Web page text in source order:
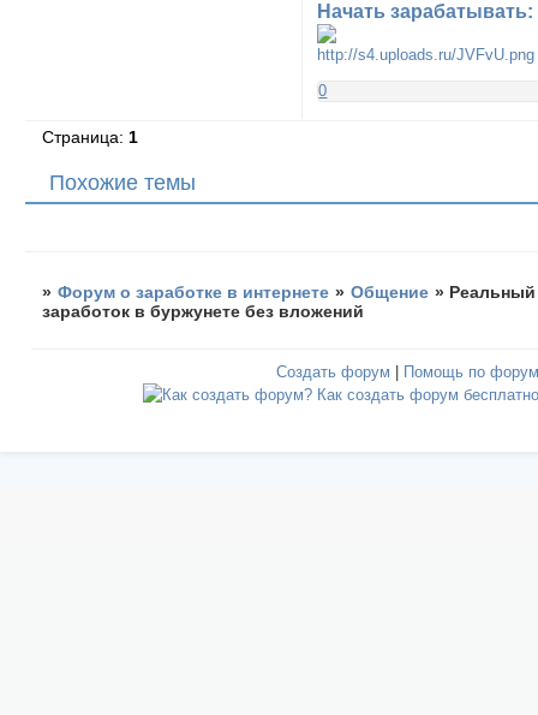
Начать зарабатывать:
0
Страница:1
Похожие темы
» Форум о заработке в интернете » Общение » Реальный
заработок в буржунете без вложений
Создать форум Помощь по